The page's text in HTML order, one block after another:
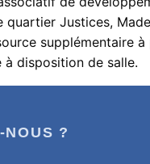
Justices,
supplémentaire
à disposition de salle.
NOUS ?